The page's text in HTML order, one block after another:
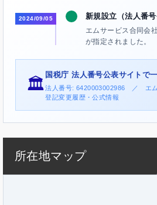
2024/09/05 新規設立（法人番号
エムサービス合同会
が指定されました。
🏛️
国税庁 法人番号公表サイトで
法人番号: 6420003002986 ／ エム
登記変更履歴・公式情報
所在地マップ